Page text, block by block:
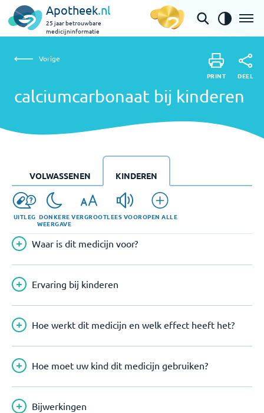
Apotheek.nl
25 jaar betrouwbare
medicijninformatie
calciumcarbonaat bij kinderen
DEEL
Vorige
calciumcarbonaat bij kinderen
PRINT DEEL
UITLEG DONKERE
WEERGAVE
VERGROOTLEES VOOROPEN ALLE
VOLWASSENEN KINDEREN
Waar is dit medicijn voor?
Ervaring bij kinderen
Hoe werkt dit medicijn en welk effect heeft het?
Hoe moet uw kind dit medicijn gebruiken?
Bijwerkingen